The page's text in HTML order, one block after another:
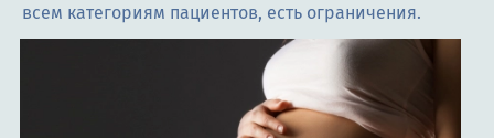
всем категориям пациентов, есть ограничения.